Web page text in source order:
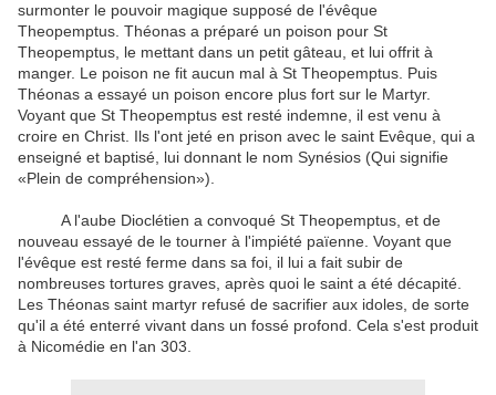
surmonter le pouvoir magique supposé de l'évêque
Theopemptus Théonas a préparé un poison pour St
Theopemptus le mettant dans un petit gâteau et lui offrit à
manger. Le poison ne fit aucun mal à St Theopemptus Puis
Théonas a essayé un poison encore plus fort sur le Martyr.
Voyant que St Theopemptus est resté indemne, il est venu à
croire en Christ. Ils l'ont jeté en prison avec le saint Evêque , qui a
enseigné et baptisé , lui donnant le nom Synésios (Qui signifie
«Plein de compréhension»).
A l'aube Dioclétien a convoqué St Theopemptus , et de
nouveau essayé de le tourner à l'impiété païenne. Voyant que
l'évêque est resté ferme dans sa foi , il lui a fait subir de
nombreuses tortures graves , après quoi le saint a été décapité
Les Théonas saint martyr refusé de sacrifier aux idoles , de sorte
qu'il a été enterré vivant dans un fossé profond. Cela s'est produit
à Nicomédie en l'an 303.